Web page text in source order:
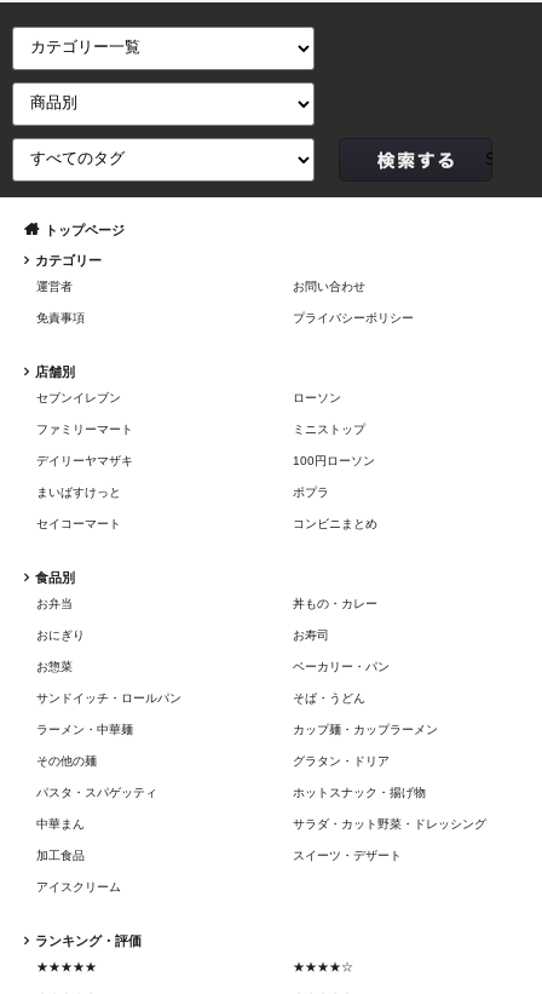
トップページ
カテゴリー
運営者 お問い合わせ
免責事項 プライバシーポリシー
店舗別
セブンイレブン ローソン
ファミリーマート ミニストップ
デイリーヤマザキ 100円ローソン
まいばすけっと ポプラ
セイコーマート コンビニまとめ
食品別
お弁当 丼もの・カレー
おにぎり お寿司
お惣菜 ベーカリー・パン
サンドイッチ・ロールパン そば・うどん
ラーメン・中華麺 カップ麺・カップラーメン
その他の麺 グラタン・ドリア
パスタ・スパゲッティ ホットスナック・揚げ物
中華まん サラダ・カット野菜・ドレッシング
加工食品 スイーツ・デザート
アイスクリーム
ランキング・評価
★★★★★ ★★★★☆